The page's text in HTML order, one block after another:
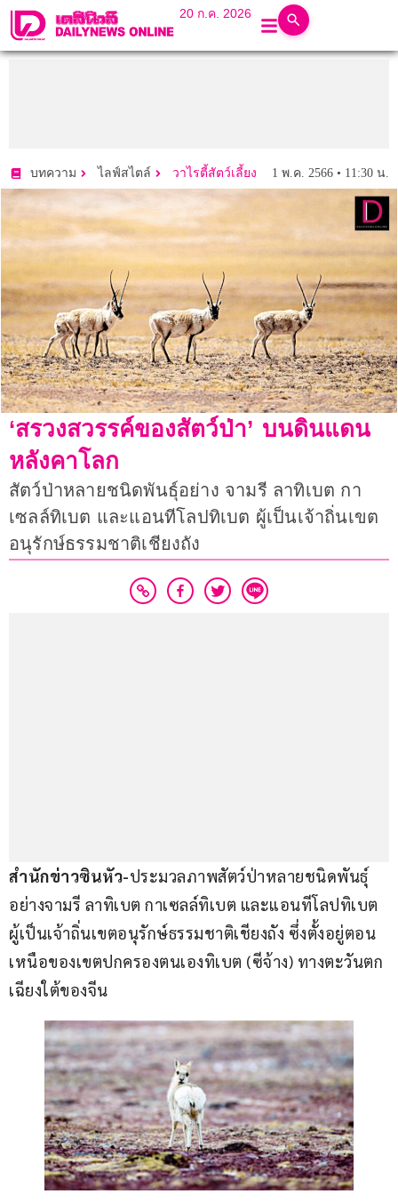
20 ก.ค. 2026
บทความ ไลฟ์สไตล์ วาไรตี้สัตว์เลี้ยง 1 พ.ค. 2566 • 11:30 น.
‘สรวงสวรรค์ของสัตว์ป่า’ บนดินแดน
หลังคาโลก
สัตว์ป่าหลายชนิดพันธ์ุอย่าง จามรี ลาทิเบต กา
เซลล์ทิเบต และแอนทีโลปทิเบต ผู้เป็นเจ้าถิ่นเขต
อนุรักษ์ธรรมชาติเชียงถัง
สำนักข่าวซินหัว-ประมวลภาพสัตว์ป่าหลายชนิดพันธ์ุ
อย่างจามรี ลาทิเบต กาเซลล์ทิเบต และแอนทีโลปทิเบต
ผู้เป็นเจ้าถิ่นเขตอนุรักษ์ธรรมชาติเชียงถัง ซึ่งตั้งอยู่ตอน
เหนือของเขตปกครองตนเองทิเบต (ซีจ้าง) ทางตะวันตก
เฉียงใต้ของจีน